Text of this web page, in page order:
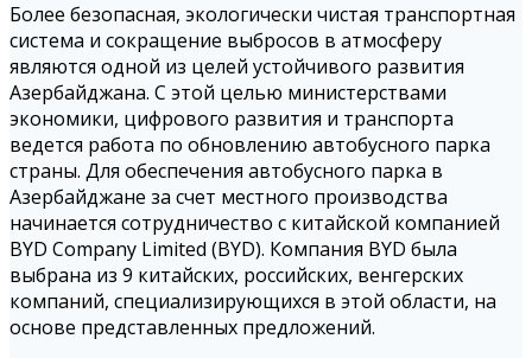
Более безопасная, экологически чистая транспортная
система и сокращение выбросов в атмосферу
являются одной из целей устойчивого развития
Азербайджана. С этой целью министерствами
экономики, цифрового развития и транспорта
ведется работа по обновлению автобусного парка
страны. Для обеспечения автобусного парка в
Азербайджане за счет местного производства
начинается сотрудничество с китайской компанией
BYD Company Limited (BYD). Компания BYD была
выбрана из 9 китайских, российских, венгерских
компаний, специализирующихся в этой области, на
основе представленных предложений.